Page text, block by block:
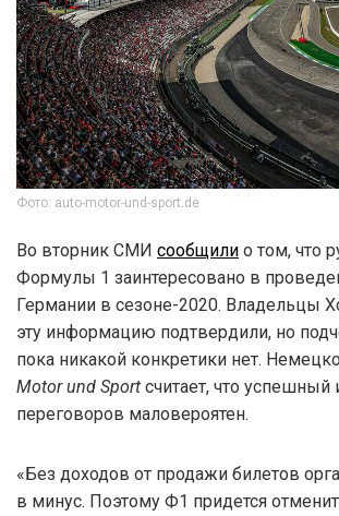
Фото: auto-motor-und-sport.de
Во вторник СМИ сообщили о том, что
Формулы 1 заинтересовано в
Германии в сезоне-2020. Владельцы
эту информацию подтвердили, но
пока никакой конкретики нет.
Motor und Sport считает, что успешный
переговоров маловероятен.
«Без доходов от продажи билетов
в минус. Поэтому Ф1 придется